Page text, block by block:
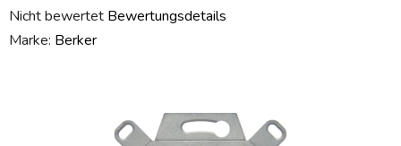
Die
durchschnittliche
Nicht bewertet Bewertungsdetails
Marke: Berker